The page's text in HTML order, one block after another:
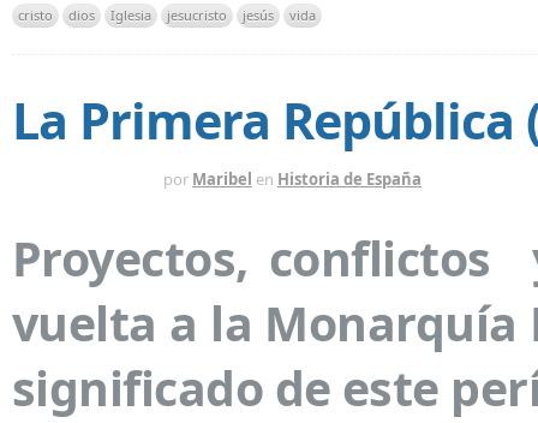
cristo dios Iglesia jesucristo jesús vida
La Primera República
por Maribel en Historia de España
Proyectos, conflictos
vuelta a la Monarquía
significado de este